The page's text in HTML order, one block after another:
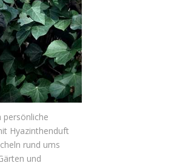
persönliche
Hyazinthenduft
rund ums
und